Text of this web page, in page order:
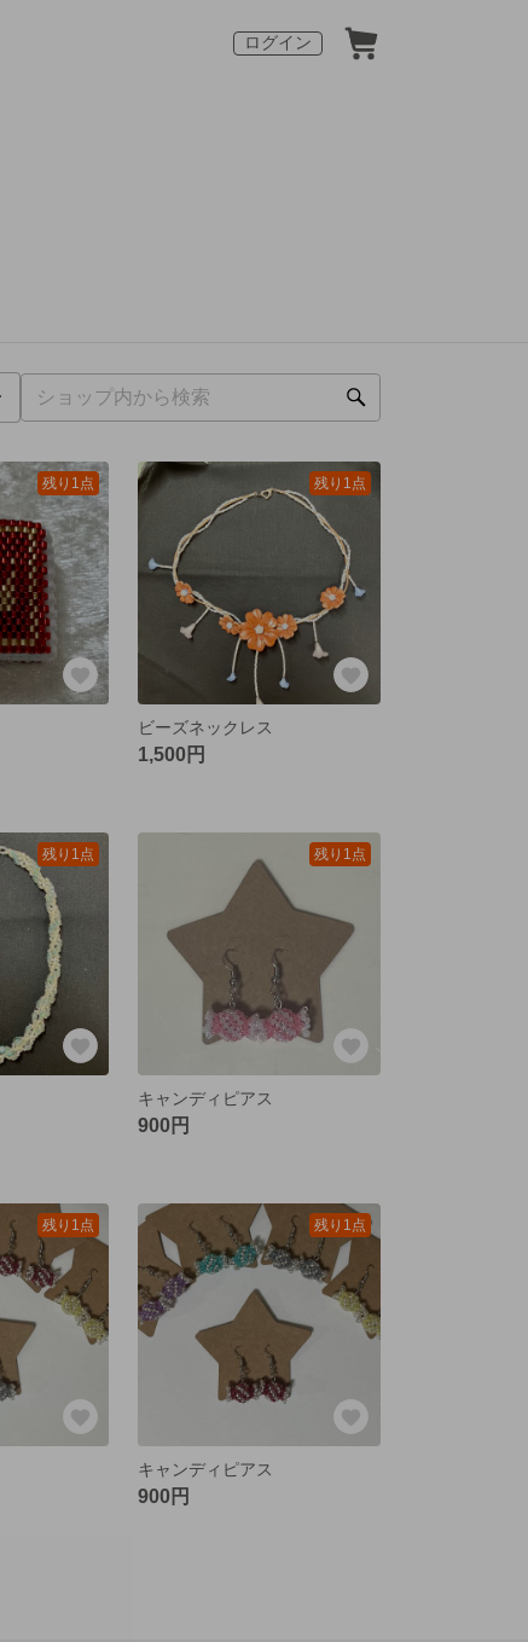
ログイン
残り1点 残り1点
ビーズネックレス
1,500円
残り1点 残り1点
キャンディピアス
900円
残り1点 残り1点
キャンディピアス
900円